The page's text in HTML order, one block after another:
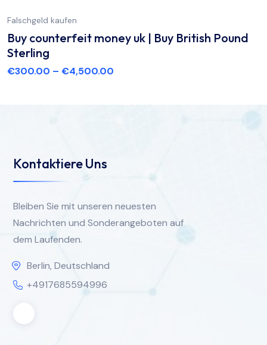
Falschgeld kaufen
Buy counterfeit money uk | Buy British Pound
Sterling
€300.00 – €4,500.00
Kontaktiere Uns
Bleiben Sie mit unseren neuesten
Nachrichten und Sonderangeboten auf
dem Laufenden.
Berlin, Deutschland
+4917685594996